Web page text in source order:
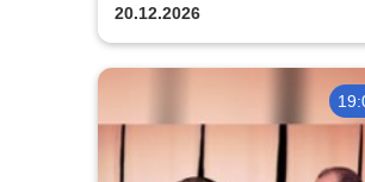
Vokalart Menden
20.12.2026